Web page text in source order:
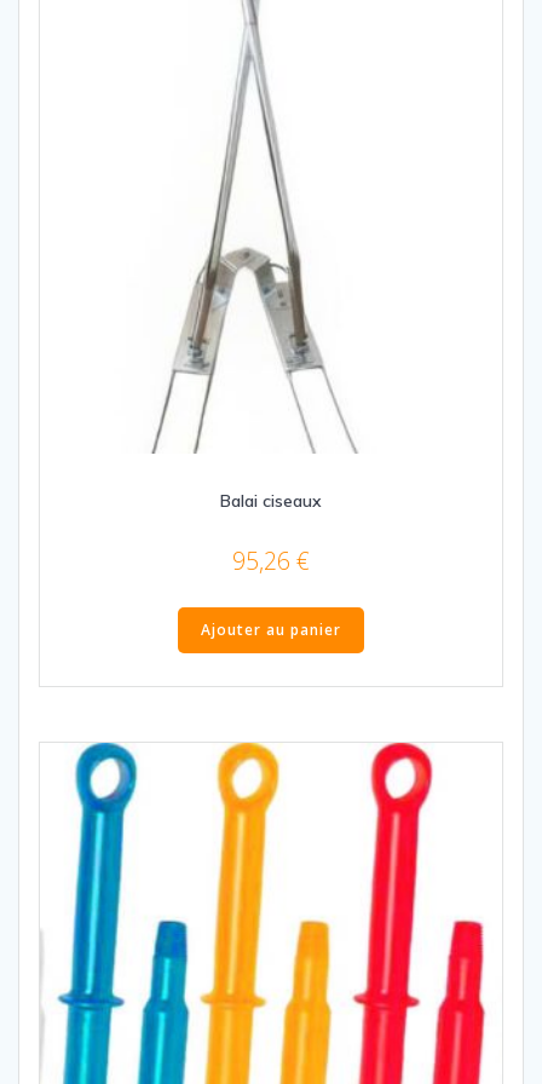
Balai ciseaux
95,26 €
Ajouter au panier